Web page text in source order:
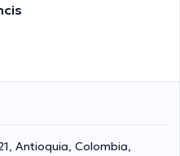
Antioquia, Colombia,